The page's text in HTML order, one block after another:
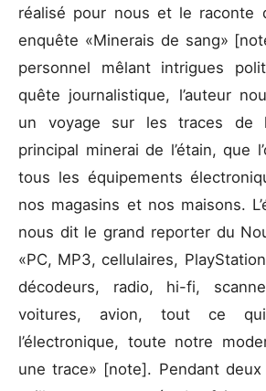
réalisé pour nous et le raconte
enquête «Minerais de sang»
personnel mêlant intrigues
quête journalistique, l’auteur
un voyage sur les traces de
principal minerai de l’étain, que
tous les équipements
nos magasins et nos maisons.
nous dit le grand reporter du
«PC, MP3, cellulaires,
décodeurs, radio, hi-fi,
voitures, avion, tout ce
l’électronique, toute notre
une trace» [note]. Pendant